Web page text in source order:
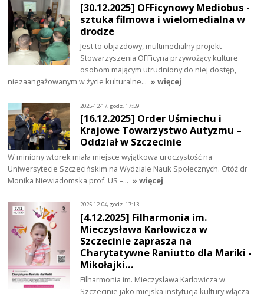
[30.12.2025] OFFicynowy Mediobus -
sztuka filmowa i wielomedialna w
drodze
Jest to objazdowy, multimedialny projekt
Stowarzyszenia OFFicyna przywożący kulturę
osobom mającym utrudniony do niej dostęp,
niezaangażowanym w życie kulturalne… » więcej
2025-12-17, godz. 17:59
[16.12.2025] Order Uśmiechu i
Krajowe Towarzystwo Autyzmu –
Oddział w Szczecinie
W miniony wtorek miała miejsce wyjątkowa uroczystość na
Uniwersytecie Szczecińskim na Wydziale Nauk Społecznych. Otóż dr
Monika Niewiadomska prof. US –… » więcej
2025-12-04, godz. 17:13
[4.12.2025] Filharmonia im.
Mieczysława Karłowicza w
Szczecinie zaprasza na
Charytatywne Raniutto dla Mariki -
Mikołajki…
Filharmonia im. Mieczysława Karłowicza w
Szczecinie jako miejska instytucja kultury włącza